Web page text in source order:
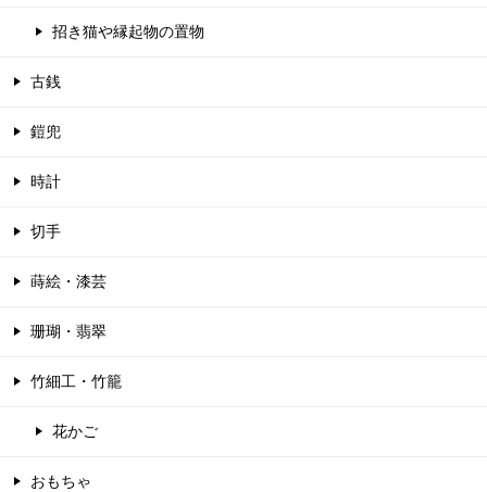
招き猫や縁起物の置物
古銭
鎧兜
時計
切手
蒔絵・漆芸
珊瑚・翡翠
竹細工・竹籠
花かご
おもちゃ